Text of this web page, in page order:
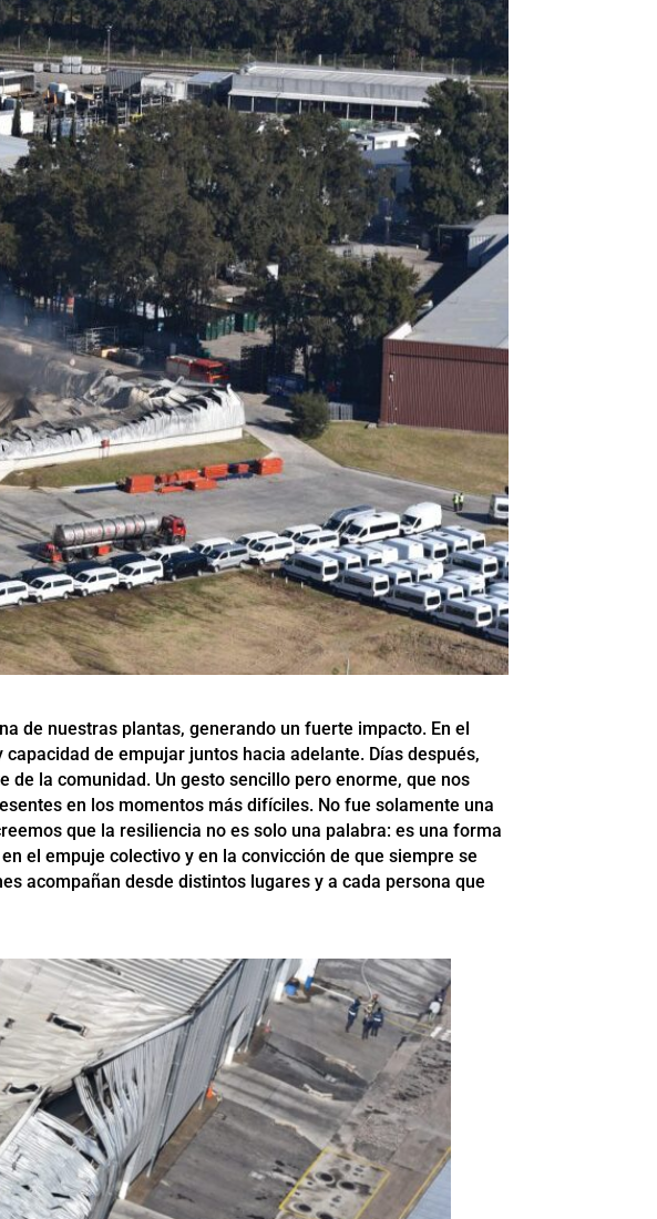
de nuestras plantas, generando un fuerte impacto. En el
de empujar juntos hacia adelante. Días después,
la comunidad. Un gesto sencillo pero enorme, que nos
en los momentos más difíciles. No fue solamente una
que la resiliencia no es solo una palabra: es una forma
el empuje colectivo y en la convicción de que siempre se
acompañan desde distintos lugares y a cada persona que